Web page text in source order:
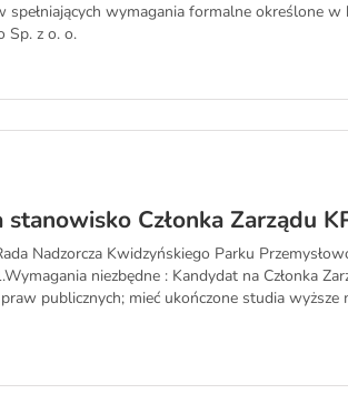
spełniających wymagania formalne określone
Sp. z o. o.
stanowisko Członka Zarządu
Nadzorcza Kwidzyńskiego Parku
niezbędne : Kandydat na Członka
praw publicznych; mieć ukończone studia